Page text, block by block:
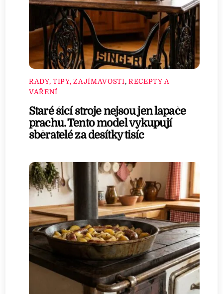
RADY, TIPY, ZAJÍMAVOSTI, RECEPTY A
VAŘENÍ
Staré šicí stroje nejsou jen lapače
prachu. Tento model vykupují
sběratelé za desítky tisíc